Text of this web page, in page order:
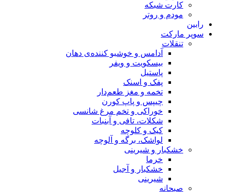
کارت شبکه
مودم و روتر
رابین
سوپر مارکت
تنقلات
آدامس و خوشبو کننده‌ی دهان
بیسکویت و ویفر
پاستیل
پفک و اسنک
تخمه و مغز طعم‌دار
چیپس و پاپ کورن
خوراکی و تخم مرغ شانسی
شکلات، تافی و آبنبات
کیک و کلوچه
لواشک، برگه و آلوچه
خشکبار و شیرینی
خرما
خشکبار و آجیل
شیرینی
صبحانه